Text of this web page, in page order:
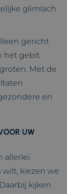
glimlach
gericht
het gebit
Met de
en
UW
allerlei
wilt, kiezen we
kijken